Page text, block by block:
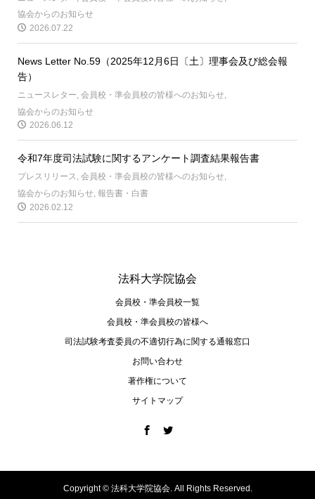
協会からのお知らせ
2026.07.22
News Letter No.59（2025年12月6日〔土〕理事会及び総会報
告）
ニュースレター, 会員校・準会員校の皆様へのお知らせ,
協会からのお知らせ
2026.06.12
令和7年度司法試験に関するアンケート調査結果報告書
プレスリリース, 会員校・準会員校の皆様へのお知らせ,
協会からのお知らせ 報告書・白書
2026.02.12
法科大学院協会
会員校・準会員校一覧
会員校・準会員校の皆様へ
司法試験考査委員の不適切⾏為に関する通報窓⼝
お問い合わせ
著作権について
サイトマップ
Copyright ©法科大学院協会. All Rights Reserved.